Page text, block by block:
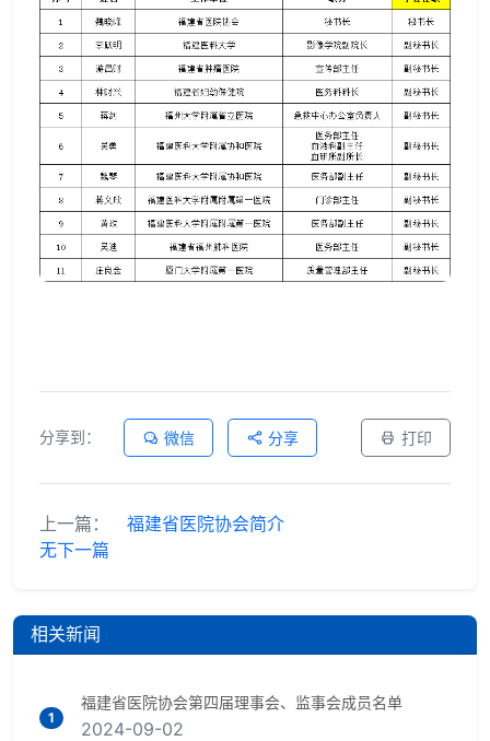
分享到： 微信 分享 打印
上一篇：
福建省医院协会简介
无下一篇
相关新闻
1
福建省医院协会第四届理事会、监事会成员名单
2024-09-02